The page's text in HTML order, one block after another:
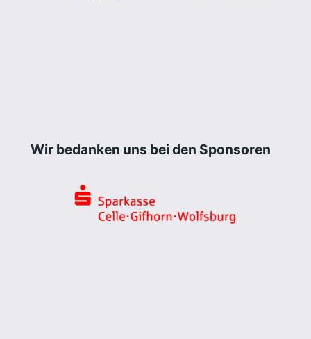
Wir bedanken uns bei den Sponsoren